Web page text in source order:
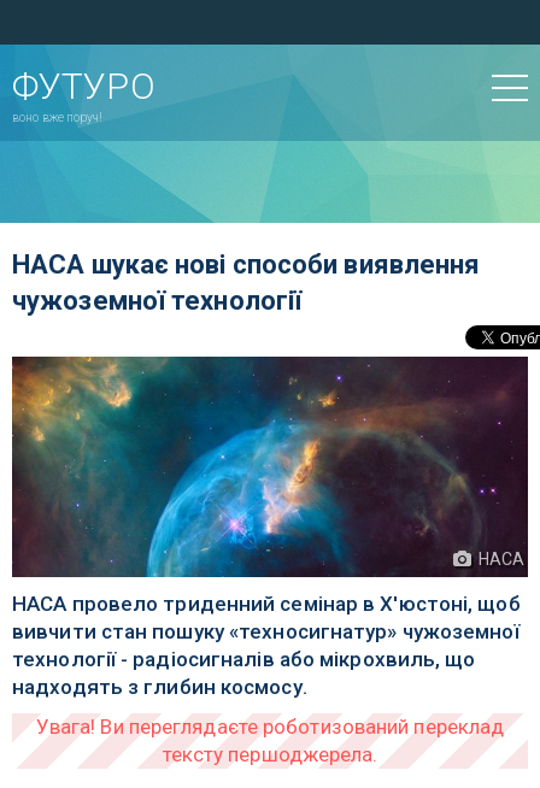
ФУТУРО
воно вже поруч!
НАСА шукає нові способи виявлення
чужоземної технології
НАСА
НАСА провело триденний семінар в Х'юстоні, щоб
вивчити стан пошуку «техносигнатур» чужоземної
технології - радіосигналів або мікрохвиль, що
надходять з глибин космосу.